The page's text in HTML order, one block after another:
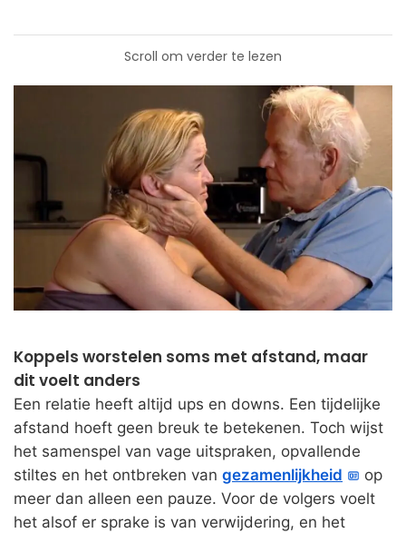
Scroll om verder te lezen
Koppels worstelen soms met afstand, maar
dit voelt anders
Een relatie heeft altijd ups en downs. Een tijdelijke
afstand hoeft geen breuk te betekenen. Toch wijst
het samenspel van vage uitspraken, opvallende
stiltes en het ontbreken van gezamenlijkheid
op
meer dan alleen een pauze. Voor de volgers voelt
het alsof er sprake is van verwijdering, en het